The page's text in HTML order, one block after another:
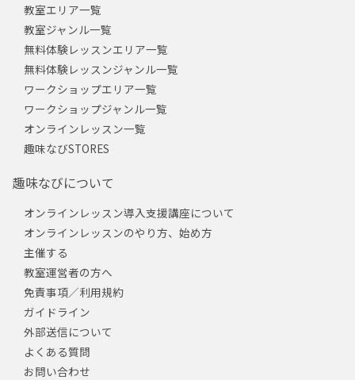
教室エリア一覧
教室ジャンル一覧
無料体験レッスンエリア一覧
無料体験レッスンジャンル一覧
ワークショップエリア一覧
ワークショップジャンル一覧
オンラインレッスン一覧
趣味なびSTORES
趣味なびについて
オンラインレッスン導入支援講座について
オンラインレッスンのやり方、始め方
主催する
教室運営者の方へ
免責事項／利用規約
ガイドライン
外部送信について
よくある質問
お問い合わせ